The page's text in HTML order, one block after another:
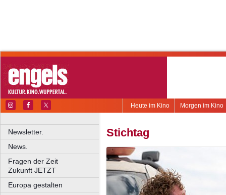
Morgen im Kino
Heute im Kino
Newsletter.
News.
Fragen der Zeit
Zukunft JETZT
Europa gestalten
Stichtag